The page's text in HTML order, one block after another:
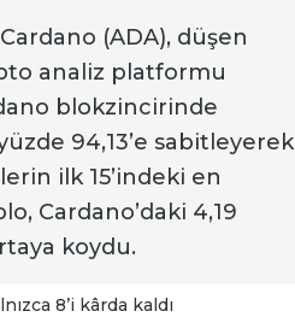
(ADA), düşen
analiz platformu
blokzincirinde
94,13’e sabitleyerek
ilk 15’indeki en
Cardano’daki 4,19
koydu.
8’i kârda kaldı